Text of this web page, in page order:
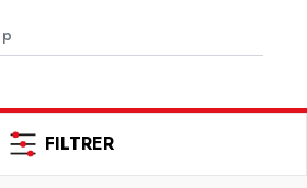
FILTRER